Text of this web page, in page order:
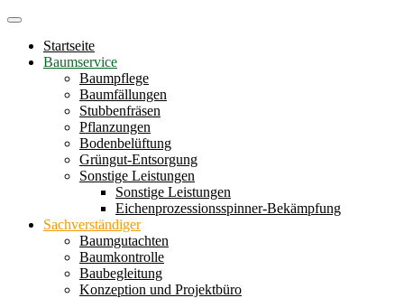
Startseite
Baumservice
Baumpflege
Baumfällungen
Stubbenfräsen
Pflanzungen
Bodenbelüftung
Grüngut-Entsorgung
Sonstige Leistungen
Sonstige Leistungen
Eichenprozessionsspinner-Bekämpfung
Sachverständiger
Baumgutachten
Baumkontrolle
Baubegleitung
Konzeption und Projektbüro